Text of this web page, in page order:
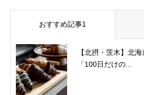
おすすめ記事1
【北摂・茨木】北
「100日だけの...